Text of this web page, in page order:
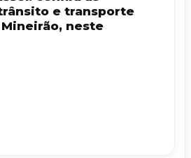
e transporte
neste